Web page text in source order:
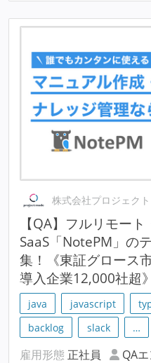
株式会社プロジェク
【QA】フルリモー
SaaS「NotePM」の
集！《東証グロース
導入企業12,000社超》
java javascript
backlog
slack …
雇用形態 正社員 QA